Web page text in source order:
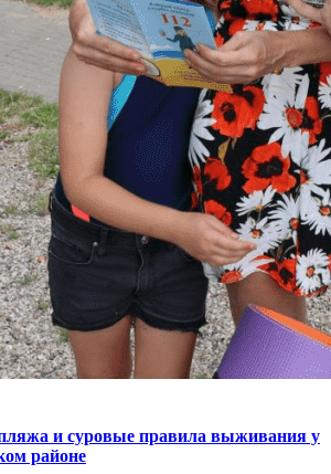
и суровые правила выживания у
районе